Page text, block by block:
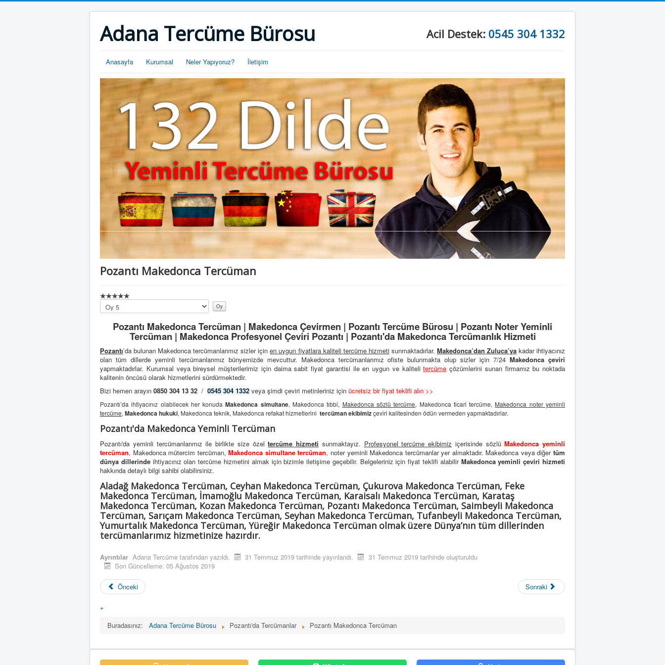
Adana Tercüme Bürosu Acil Destek: 0545 304 1332
Anasayfa Kurumsal Neler Yapıyoruz? İletişim
Pozantı Makedonca Tercüman
Lütfen
oylayın
Pozantı Makedonca Tercüman | Makedonca Çevirmen | Pozantı Tercüme Bürosu | Pozantı Noter Yeminli
Tercüman | Makedonca Profesyonel Çeviri Pozantı | Pozantı'da Makedonca Tercümanlık Hizmeti
Pozantı’da bulunan Makedonca tercümanlarımız sizler içinen uygun fiyatlara kaliteli tercüme hizmetisunmaktadırlar. Makedonca’dan Zuluca’yakadar ihtiyacınız
olan tüm dillerde yeminli tercümanlarımız bünyemizde mevcuttur. Makedonca tercümanlarımız ofiste bulunmakta olup sizler için 7/24Makedonca çeviri
yapmaktadırlar. Kurumsal veya bireysel müşterilerimiz için daima sabit fiyat garantisi ile en uygun ve kalitelitercüme çözümlerini sunan firmamız bu noktada
kalitenin öncüsü olarak hizmetlerini sürdürmektedir.
Bizi hemen arayın 0850 304 13 32 / 0545 304 1332 veya şimdi çeviri metinleriniz için ücretsiz bir fiyat teklifi alın >>
Pozantı’da ihtiyacınız olabilecek her konudaMakedonca simultane, Makedonca tıbbi, Makedonca sözlü tercüme, Makedonca ticari tercüme, Makedonca noter yeminli
tercüme,Makedonca hukuki, Makedonca teknik, Makedonca refakat hizmetlerini tercüman ekibimizçeviri kalitesinden ödün vermeden yapmaktadırlar.
Pozantı'da Makedonca Yeminli Tercüman
Pozantı'da yeminli tercümanlarımız ile birlikte size özeltercüme hizmeti sunmaktayız. Profesyonel tercüme ekibimiz içerisinde sözlüMakedonca yeminli
tercüman, Makedonca mütercim tercüman,Makedonca simultane tercüman, noter yeminli Makedonca tercümanlar yer almaktadır. Makedonca veya diğer tüm
dünya dillerindeihtiyacınız olan tercüme hizmetini almak için bizimle iletişime geçebilir. Belgeleriniz için fiyat teklifi alabilir Makedonca yeminli çeviri hizmeti
hakkında detaylı bilgi sahibi olabilirsiniz.
Aladağ Makedonca Tercüman, Ceyhan Makedonca Tercüman, Çukurova Makedonca Tercüman, Feke
Makedonca Tercüman, İmamoğlu Makedonca Tercüman, Karaisalı Makedonca Tercüman, Karataş
Makedonca Tercüman, Kozan Makedonca Tercüman, Pozantı Makedonca Tercüman, Saimbeyli Makedonca
Tercüman, Sarıçam Makedonca Tercüman, Seyhan Makedonca Tercüman, Tufanbeyli Makedonca Tercüman,
Yumurtalık Makedonca Tercüman, Yüreğir Makedonca Tercüman olmak üzere Dünya’nın tüm dillerinden
tercümanlarımız hizmetinize hazırdır.
Ayrıntılar Adana Tercüme tarafından yazıldı. 31 Temmuz 2019 tarihinde yayınlandı.
31 Temmuz 2019 tarihinde oluşturuldu
Son Güncelleme: 05 Ağustos 2019
Önceki Sonraki
+
Buradasınız:
Adana Tercüme Bürosu Pozantı'da Tercümanlar Pozantı Makedonca Tercüman